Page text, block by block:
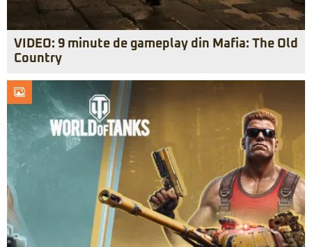
VIDEO: 9 minute de gameplay din Mafia: The Old
Country